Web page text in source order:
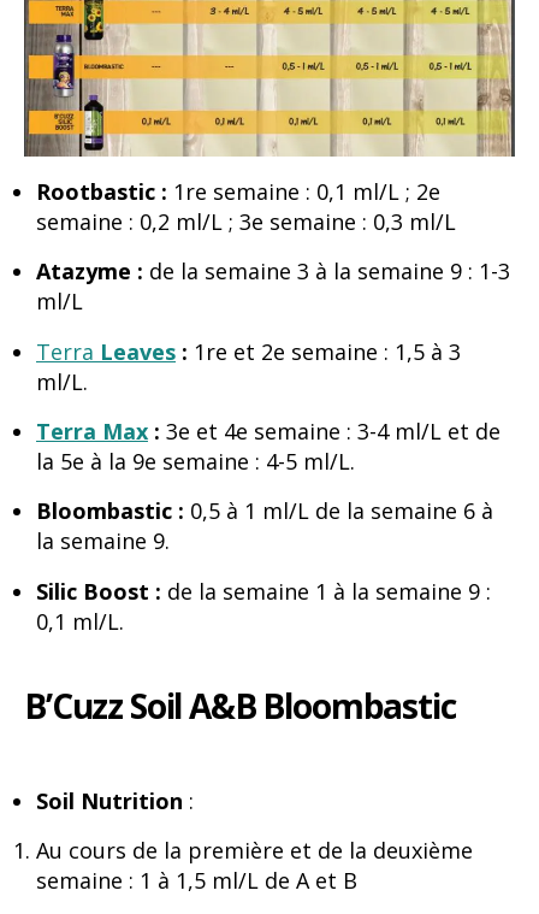
Rootbastic : 1re semaine : 0,1 ml/L ; 2e
semaine : 0,2 ml/L ; 3e semaine : 0,3 ml/L
Atazyme : de la semaine 3 à la semaine 9 : 1-3
ml/L
Terra Leaves : 1re et 2e semaine : 1,5 à 3
ml/L.
Terra Max : 3e et 4e semaine : 3-4 ml/L et de
la 5e à la 9e semaine : 4-5 ml/L.
Bloombastic : 0,5 à 1 ml/L de la semaine 6 à
la semaine 9.
Silic Boost : de la semaine 1 à la semaine 9 :
0,1 ml/L.
B’Cuzz Soil A&B Bloombastic
Soil Nutrition :
Au cours de la première et de la deuxième
semaine : 1 à 1,5 ml/L de A et B